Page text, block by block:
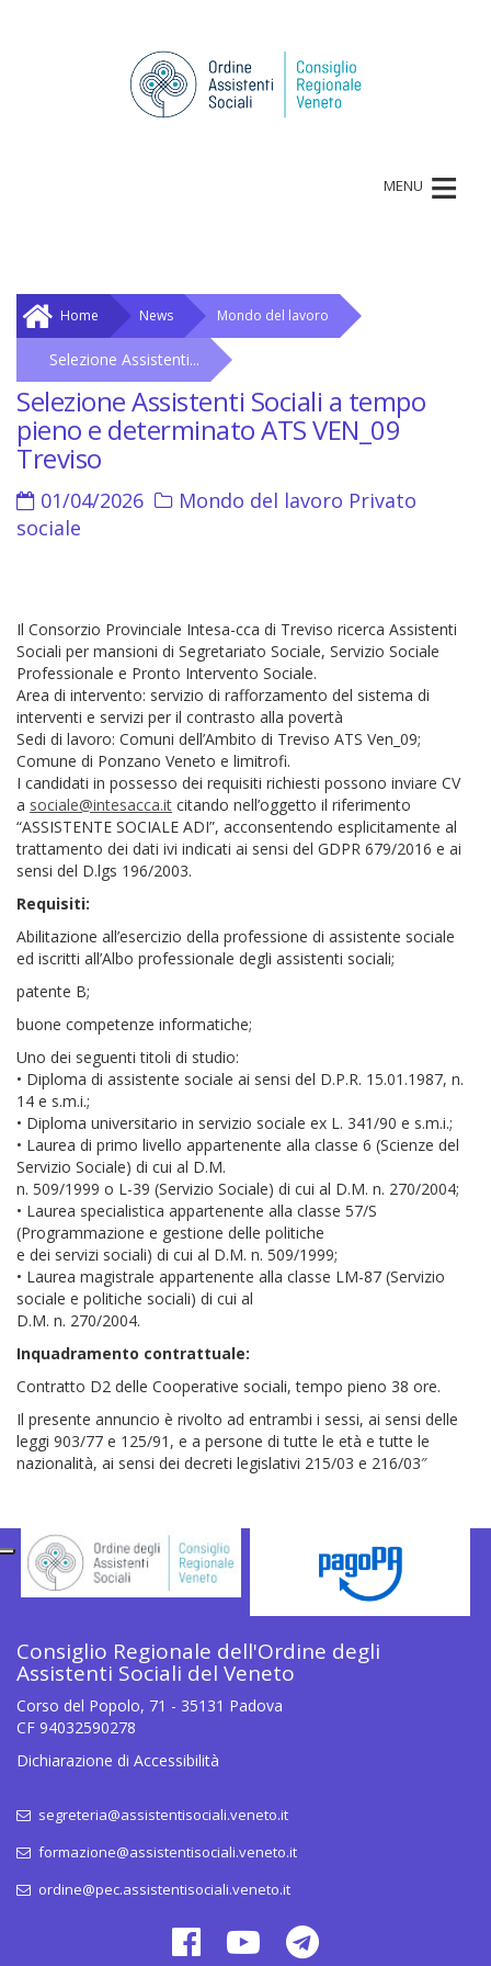
MENU ≡
Home News Mondo del lavoro
Selezione Assistenti...
Selezione Assistenti Sociali a tempo
pieno e determinato ATS VEN_09
Treviso
01/04/2026 Mondo del lavoro Privato
sociale
Il Consorzio Provinciale Intesa-cca di Treviso ricerca Assistenti
Sociali per mansioni di Segretariato Sociale, Servizio Sociale
Professionale e Pronto Intervento Sociale.
Area di intervento: servizio di rafforzamento del sistema di
interventi e servizi per il contrasto alla povertà
Sedi di lavoro: Comuni dell’Ambito di Treviso ATS Ven_09;
Comune di Ponzano Veneto e limitrofi.
I candidati in possesso dei requisiti richiesti possono inviare CV
a sociale@intesacca.it citando nell’oggetto il riferimento
“ASSISTENTE SOCIALE ADI”, acconsentendo esplicitamente al
trattamento dei dati ivi indicati ai sensi del GDPR 679/2016 e ai
sensi del D.lgs 196/2003.
Requisiti:
Abilitazione all’esercizio della professione di assistente sociale
ed iscritti all’Albo professionale degli assistenti sociali;
patente B;
buone competenze informatiche;
Uno dei seguenti titoli di studio:
• Diploma di assistente sociale ai sensi del D.P.R. 15.01.1987, n.
14 e s.m.i.;
• Diploma universitario in servizio sociale ex L. 341/90 e s.m.i.;
• Laurea di primo livello appartenente alla classe 6 (Scienze del
Servizio Sociale) di cui al D.M.
n. 509/1999 o L-39 (Servizio Sociale) di cui al D.M. n. 270/2004;
• Laurea specialistica appartenente alla classe 57/S
(Programmazione e gestione delle politiche
e dei servizi sociali) di cui al D.M. n. 509/1999;
• Laurea magistrale appartenente alla classe LM-87 (Servizio
sociale e politiche sociali) di cui al
D.M. n. 270/2004.
Inquadramento contrattuale:
Contratto D2 delle Cooperative sociali, tempo pieno 38 ore.
Il presente annuncio è rivolto ad entrambi i sessi, ai sensi delle
leggi 903/77 e 125/91, e a persone di tutte le età e tutte le
nazionalità, ai sensi dei decreti legislativi 215/03 e 216/03″
Consiglio Regionale dell'Ordine degli
Assistenti Sociali del Veneto
Corso del Popolo, 71 - 35131 Padova
CF 94032590278
Dichiarazione di Accessibilità
segreteria@assistentisociali.veneto.it
formazione@assistentisociali.veneto.it
ordine@pec.assistentisociali.veneto.it